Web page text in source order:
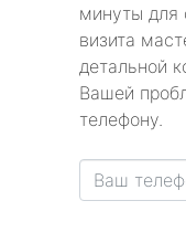
минуты для
визита
детальной
Вашей
телефону.